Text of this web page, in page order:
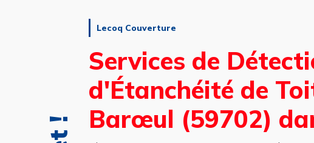
Lecoq Couverture
Services de
d'Étanchéité de
Barœul (59702)